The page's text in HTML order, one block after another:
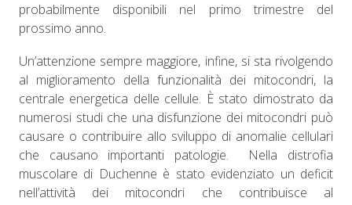
probabilmente disponibili nel primo trimestre del
prossimo anno.
Un’attenzione sempre maggiore, infine, si sta rivolgendo
al miglioramento della funzionalità dei mitocondri, la
centrale energetica delle cellule. È stato dimostrato da
numerosi studi che una disfunzione dei mitocondri può
causare o contribuire allo sviluppo di anomalie cellulari
che causano importanti patologie. Nella distrofia
muscolare di Duchenne è stato evidenziato un deficit
nell’attività dei mitocondri che contribuisce al